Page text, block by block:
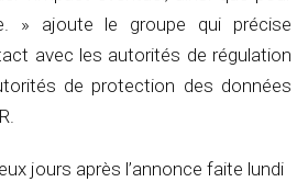
» ajoute le groupe qui précise
avec les autorités de régulation
de protection des données
jours après l’annonce faite lundi